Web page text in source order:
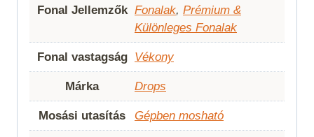
Fonal Jellemzők Fonalak, Prémium &
Különleges Fonalak
Fonal vastagság Vékony
Márka Drops
Mosási utasítás Gépben mosható